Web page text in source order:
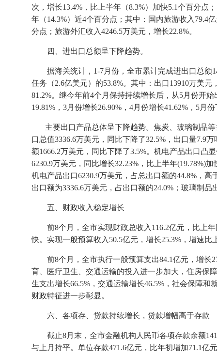
次，增长13.4% ，比上半年（8.3%）加快5.1个百分点
年（14.3%）近4个百分点；其中：国内旅游收入 79.4
分点；旅游外汇收入4246.5万美元，增长22.8%。
四、 进出口总额呈下降趋势。
据海关统计， 1-7月份，全市累计完成进出口总额
任务（2.6亿美元）的53.8%。其中：出口13910万美元
81.2%。继今年前4个月保持持续增长后，从5月份开始
19.81% ， 3月份增长26.90% ， 4月份增长41.62% ， 5月
主要出口产品总体呈下降趋势。焦炭、玻璃制品
口总值3336.6万美元，同比下降了32.5% ，出口量7.9万
额1666.2万美元，同比下降了3.5%。机电产品出口凸
6230.9万美元，同比增长32.23% ，比上半年(19.78%)加
机电产品出口6230.9万美元，占总出口额的44.8% ，高
出口额为3336.6万美元，占出口额的24.0% ；玻璃制品
五、财政收入稳定增长
前8个月，全市实现财政总收入 116.2亿元，比上
快。实现一般预算收入 50.5亿元，增长25.3% ，增速比
前8个月，全市执行一般预算支出84.1亿元，增长
育、医疗卫生、交通运输的投入进一步加大，住房保
生支出增长66.5% ，交通运输增长46.5% ，社会保障和
财政特征进一步彰显。
六、 各项存、贷款持续增长，贷款增幅高于存款
截止8月末，全市金融机构人民币各项存款余额
与上月持平。单位存款471.6亿元，比年初增加71.1亿